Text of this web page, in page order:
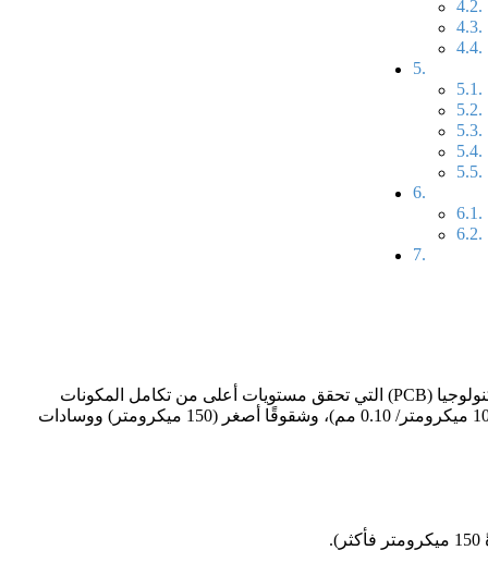
تكنولوجيا (PCB) التي تحقق مستويات أعلى من تكامل المكونات
الإلكترونية من خلال الأسلاك الدقيقة والبنى المجهرية عبر الأسلاك المجهرية والأسلاك الكثيفة. وتستخدم هذه الألواح أسلاكًا وفجوات أدق (≤ 100 ميكرومتر/ 0.10 مم)، وشقوقًا أصغر (150 ميكرومتر) ووسادات